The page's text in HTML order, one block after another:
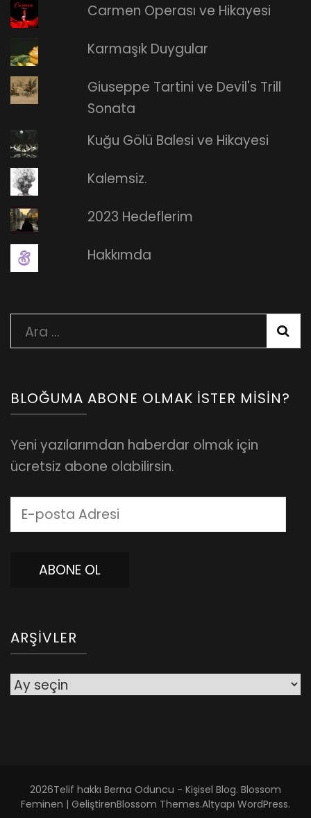
Carmen Operası ve Hikayesi
Karmaşık Duygular
Giuseppe Tartini ve Devil's Trill
Sonata
Kuğu Gölü Balesi ve Hikayesi
Kalemsiz.
2023 Hedeflerim
Hakkımda
Arama:
BLOĞUMA ABONE OLMAK İSTER MISIN?
Yeni yazılarımdan haberdar olmak için
ücretsiz abone olabilirsin.
E-
posta
ABONE OL
ARŞIVLER
Arşivler
2026Telif hakkı Berna Oduncu - Kişisel Blog. Blossom
Feminen | GeliştirenBlossom Themes.Altyapı WordPress.